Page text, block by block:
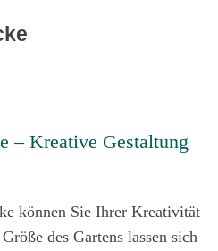
– Kreative Gestaltung
können Sie Ihrer Kreativität
des Gartens lassen sich